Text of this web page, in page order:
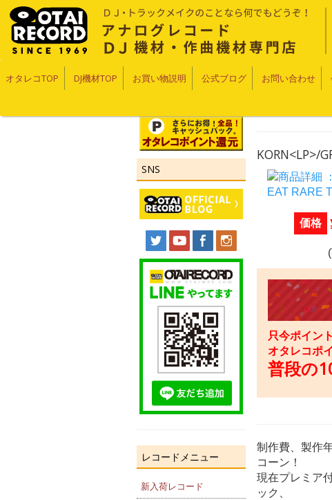
オタレコTOP DJ機材TOP お買い物説明 公式ブログ お問い合わせ
SNS
レコードメニュー
新入荷レコード
KORN<LP>/
価格
只今ポイン
オタレコポ
普段の
制作費、製作
コーン！
現在プレミア
ック、